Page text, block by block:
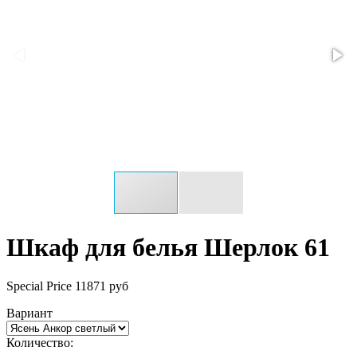
Шкаф для белья Шерлок 61
Special Price 11871 руб
Вариант
Количество: